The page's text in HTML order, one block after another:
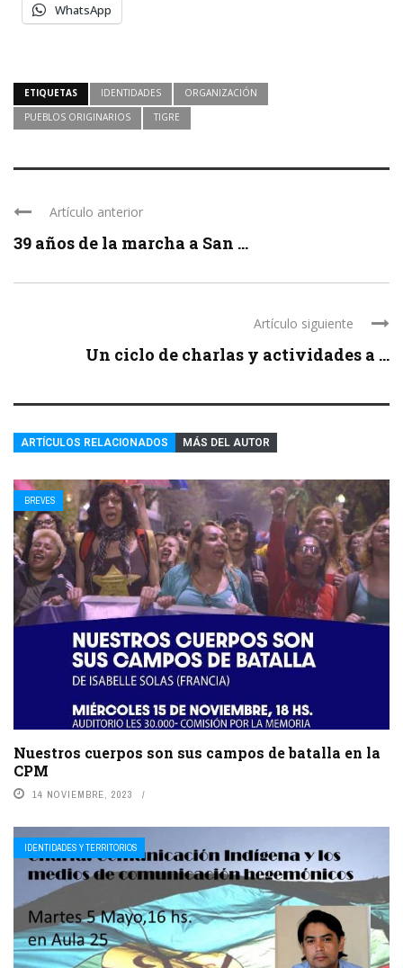
WhatsApp
ETIQUETAS IDENTIDADES
ORGANIZACIÓN
PUEBLOS ORIGINARIOS
TIGRE
Artículo anterior
39 años de la marcha a San ...
Artículo siguiente
Un ciclo de charlas y actividades a ...
ARTÍCULOS RELACIONADOS MÁS DEL AUTOR
BREVES
Nuestros cuerpos son sus campos de batalla en la
CPM
14 NOVIEMBRE, 2023
IDENTIDADES Y TERRITORIOS